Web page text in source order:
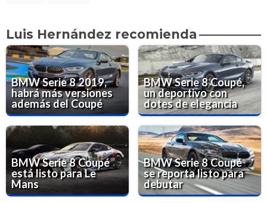
Luis Hernández recomienda
BMW Serie 8 2019,
habrá más versiones
además del Coupé
BMW Serie 8 Coupé,
un deportivo con
dotes de elegancia
BMW Serie 8 Coupé
está listo para Le
Mans
BMW Serie 8 Coupé
se reporta listo para
debutar